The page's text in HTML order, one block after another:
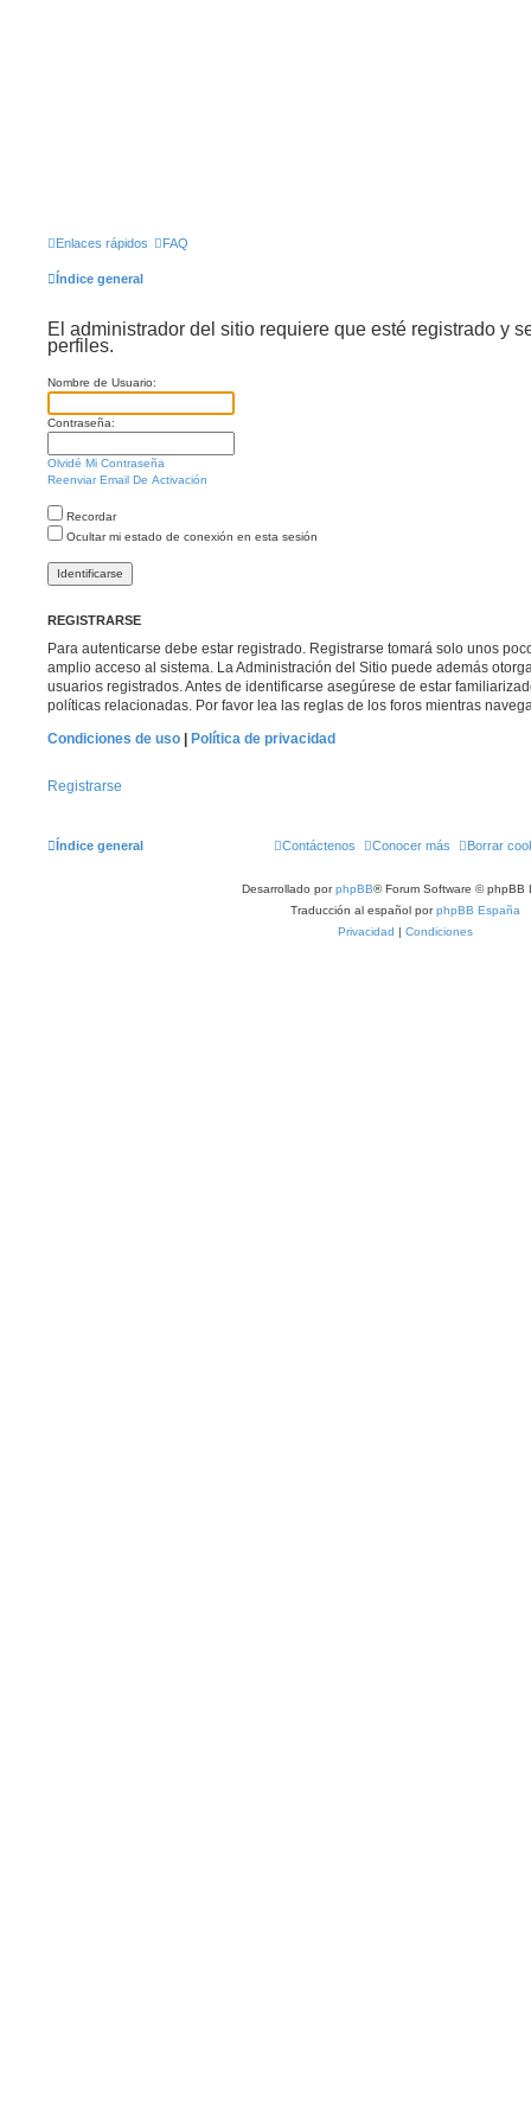
Enlaces rápidos FAQ
Índice general
El administrador del sitio requiere que esté registrado y
perfiles.
Nombre de Usuario:
Contraseña:
Olvidé Mi Contraseña
Reenviar Email De Activación
Recordar
Ocultar mi estado de conexión en esta sesión
REGISTRARSE
Para autenticarse debe estar registrado. Registrarse tomará solo unos
amplio acceso al sistema. La Administración del Sitio puede además
usuarios registrados. Antes de identificarse asegúrese de estar
políticas relacionadas. Por favor lea las reglas de los foros mientras
Condiciones de uso | Política de privacidad
Registrarse
Índice general Borrar
Conocer más
Contáctenos
Desarrollado porphpBB® Forum Software © phpBB
Traducción al español porphpBB España
Privacidad | Condiciones